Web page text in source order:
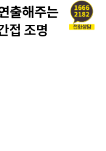
출해주는
접 조명